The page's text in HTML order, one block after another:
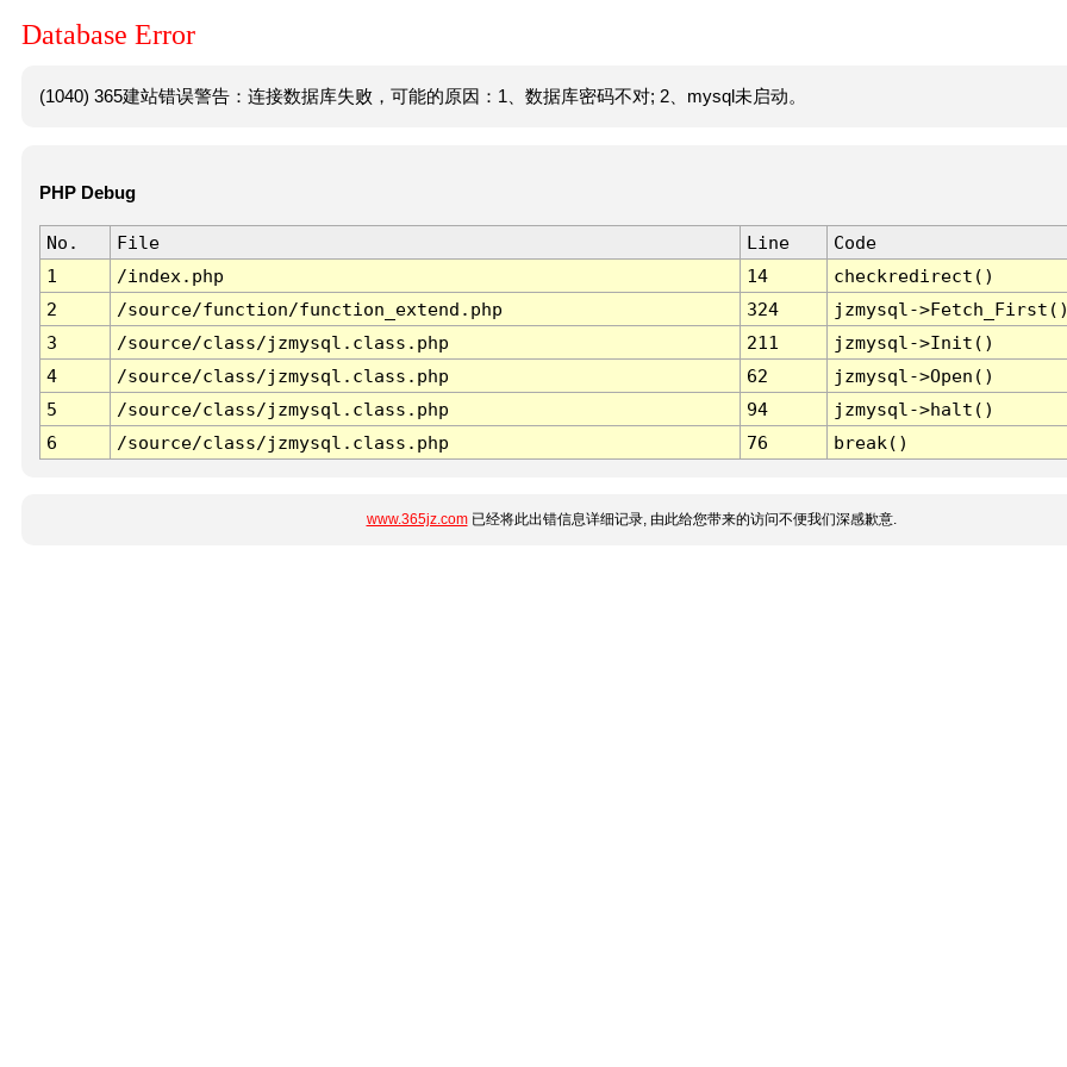
Database Error
(1040) 365建站错误警告：连接数据库失败，可能的原因：1、数据库密码不对; 2、mysql未启动。
PHP Debug
No. File Line
Code
1
/index.php 14
checkredirect()
2
/source/function/function_extend.php 324
jzmysql-
3
/source/class/jzmysql.class.php 211
jzmysql->Init()
4
/source/class/jzmysql.class.php 62
jzmysql->Open()
5
/source/class/jzmysql.class.php 94
jzmysql->halt()
6
/source/class/jzmysql.class.php 76 break()
www.365jz.com已经将此出错信息详细记录, 由此给您带来的访问不便我们深感歉意.